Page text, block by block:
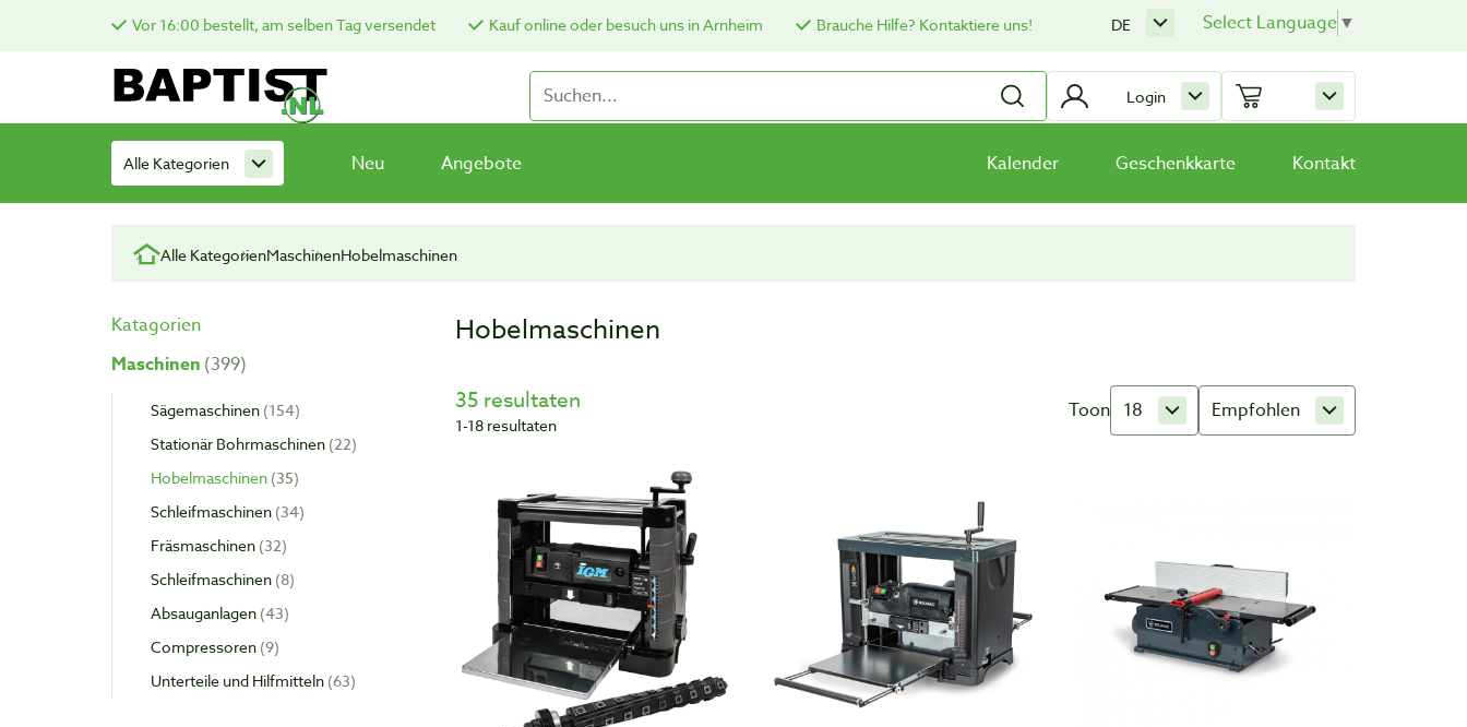
Vor 16:00 bestellt, am selben Tag versendet Kauf online oder besuch uns in Arnheim Brauche Hilfe? Kontaktiere uns! Select Language▼
DE
Login
Alle Kategorien Neu Angebote Kalender Geschenkkarte Kontakt
Alle KategorienMaschinenHobelmaschinen
Katagorien
Maschinen 399
Sägemaschinen 154
Stationär Bohrmaschinen 22
Hobelmaschinen 35
Schleifmaschinen 34
Fräsmaschinen 32
Schleifmaschinen 8
Absauganlagen 43
Compressoren 9
Unterteile und Hilfmitteln 63
Hobelmaschinen
35 resultaten
1-18 resultaten
Toon 18 Empfohlen